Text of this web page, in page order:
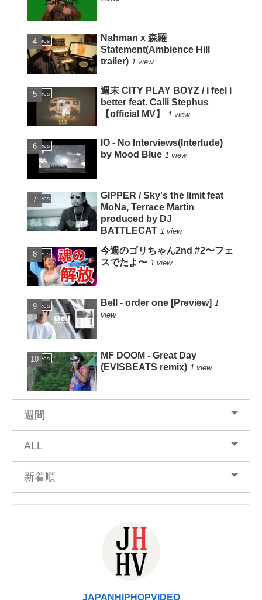
Videos
Nahman x 森羅
Statement(Ambience Hill
trailer) 1 view
Videos
週末 CITY PLAY BOYZ / i feel i
better feat. Calli Stephus
【official MV】
1 view
Videos
IO - No Interviews(Interlude)
by Mood Blue 1 view
Videos
GIPPER / Sky's the limit feat
MoNa, Terrace Martin
produced by DJ
BATTLECAT 1 view
Videos
今週のゴリちゃん2nd #2〜フェ
スでたよ〜 1 view
Videos Bell - order one [Preview] 1
view
Videos
MF DOOM - Great Day
(EVISBEATS remix) 1 view
週間
ALL
新着順
JAPANHIPHOPVIDEO